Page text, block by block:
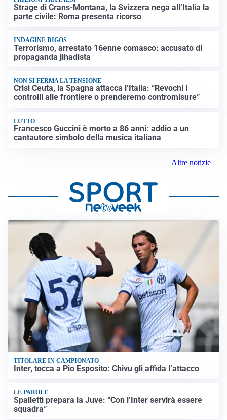
Strage di Crans-Montana, la Svizzera nega all’Italia la
parte civile: Roma presenta ricorso
INDAGINE DIGOS
Terrorismo, arrestato 16enne comasco: accusato di
propaganda jihadista
NON SI FERMA LA TENSIONE
Crisi Ceuta, la Spagna attacca l’Italia: “Revochi i
controlli alle frontiere o prenderemo contromisure”
LUTTO
Francesco Guccini è morto a 86 anni: addio a un
cantautore simbolo della musica italiana
Altre notizie
TITOLARE IN CAMPIONATO
Inter, tocca a Pio Esposito: Chivu gli affida l’attacco
LE PAROLE
Spalletti prepara la Juve: “Con l’Inter servirà essere
squadra”